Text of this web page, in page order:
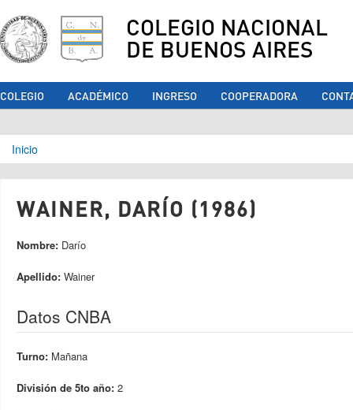
COLEGIO NACIONAL
DE BUENOS AIRES
COLEGIO ACADÉMICO INGRESO COOPERADORA
Se encuentra usted aquí
Inicio
WAINER, DARÍO (1986)
Nombre: Darío
Apellido: Wainer
Datos CNBA
Turno: Mañana
División de 5to año: 2